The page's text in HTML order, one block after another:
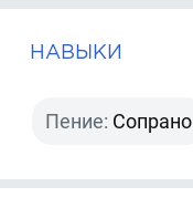
НАВЫКИ
Пение: Сопрано